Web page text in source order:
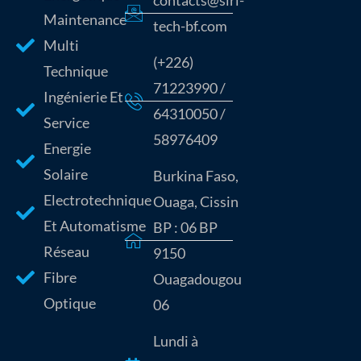
Maintenance
Multi
Technique
Ingénierie Et
Service
Energie
Solaire
Electrotechnique
Et Automatisme
Réseau
Fibre
Optique
tech-bf.com
(+226)
71223990 /
64310050 /
58976409
Burkina Faso,
Ouaga, Cissin
BP : 06 BP
9150
Ouagadougou
06
Lundi à